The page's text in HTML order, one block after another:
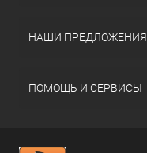
НАШИ ПРЕДЛОЖЕНИЯ
ПОМОЩЬ И СЕРВИСЫ